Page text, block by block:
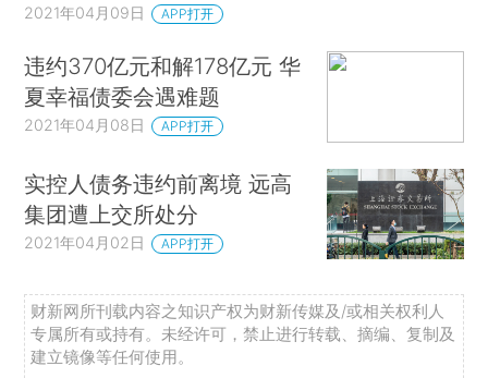
2021年04月09日 APP打开
违约370亿元和解178亿元 华
夏幸福债委会遇难题
2021年04月08日 APP打开
实控人债务违约前离境 远高
集团遭上交所处分
2021年04月02日 APP打开
财新网所刊载内容之知识产权为财新传媒及/或相关权利人
专属所有或持有。未经许可，禁止进行转载、摘编、复制及
建立镜像等任何使用。